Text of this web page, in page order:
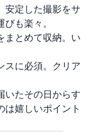
安定した撮影をサ
も楽々。
まとめて収納。い
スに必須。クリア
いたその日からす
は嬉しいポイント